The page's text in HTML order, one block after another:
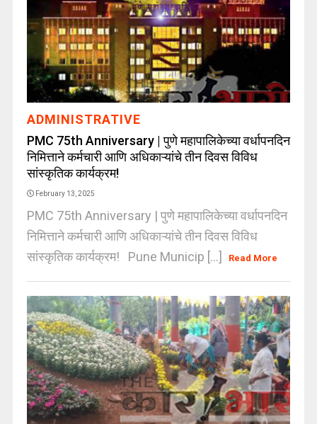
ADMINISTRATIVE
PMC 75th Anniversary | पुणे महापालिकेच्या वर्धापनदिन
निमित्ताने कर्मचारी आणि अधिकाऱ्यांचे तीन दिवस विविध
सांस्कृतिक कार्यक्रम!
February 13, 2025
PMC 75th Anniversary | पुणे महापालिकेच्या वर्धापनदिन
निमित्ताने कर्मचारी आणि अधिकाऱ्यांचे तीन दिवस विविध
सांस्कृतिक कार्यक्रम! Pune Municip [...]
Read More